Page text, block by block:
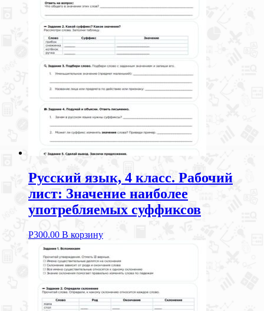
Русский язык, 4 класс. Рабочий
лист: Значение наиболее
употребляемых суффиксов
Р300.00 В корзину